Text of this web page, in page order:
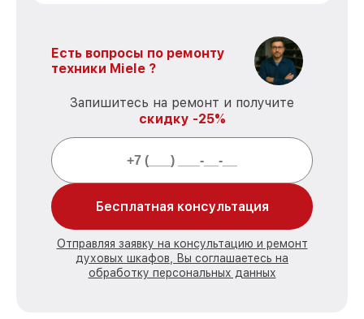
Есть вопросы по ремонту
техники Miele ?
Запишитесь на ремонт и получите
скидку -25%
Бесплатная консультация
Отправляя заявку на консультацию и ремонт
духовых шкафов, Вы соглашаетесь на
обработку персональных данных